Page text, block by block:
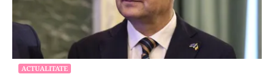
ACTUALITATE